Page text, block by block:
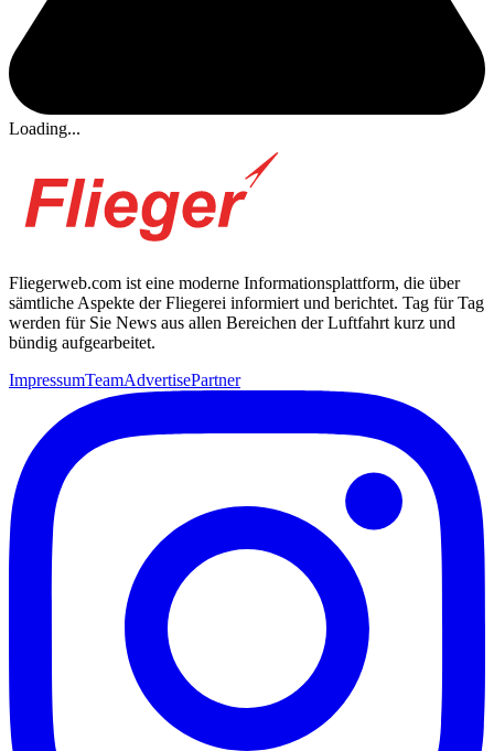
Loading...
Fliegerweb.com ist eine moderne Informationsplattform, die über
sämtliche Aspekte der Fliegerei informiert und berichtet. Tag für Tag
werden für Sie News aus allen Bereichen der Luftfahrt kurz und
bündig aufgearbeitet.
ImpressumTeamAdvertisePartner